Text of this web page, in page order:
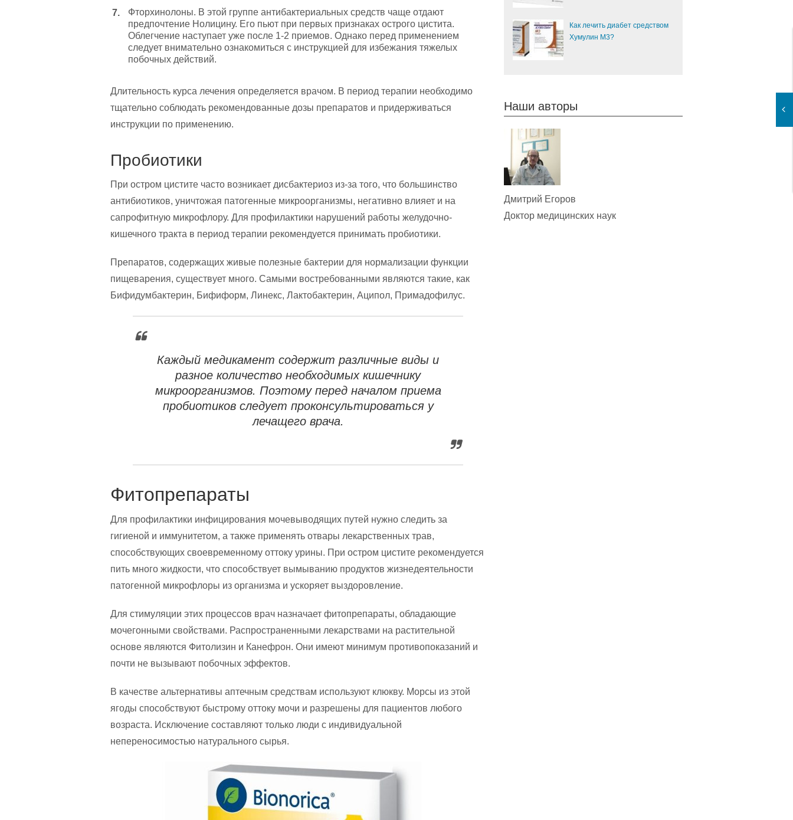
Фторхинолоны. В этой группе антибактериальных средств чаще отдают
предпочтение Нолицину. Его пьют при первых признаках острого цистита.
Облегчение наступает уже после 1-2 приемов. Однако перед применением
следует внимательно ознакомиться с инструкцией для избежания тяжелых
побочных действий.
Длительность курса лечения определяется врачом. В период терапии необходимо
тщательно соблюдать рекомендованные дозы препаратов и придерживаться
инструкции по применению.
Пробиотики
При остром цистите часто возникает дисбактериоз из-за того, что большинство
антибиотиков, уничтожая патогенные микроорганизмы, негативно влияет и на
сапрофитную микрофлору. Для профилактики нарушений работы желудочно-
кишечного тракта в период терапии рекомендуется принимать пробиотики.
Препаратов, содержащих живые полезные бактерии для нормализации функции
пищеварения, существует много. Самыми востребованными являются такие, как
Бифидумбактерин, Бифиформ, Линекс, Лактобактерин, Аципол, Примадофилус.
Каждый медикамент содержит различные виды и
разное количество необходимых кишечнику
микроорганизмов. Поэтому перед началом приема
пробиотиков следует проконсультироваться у
лечащего врача.
Фитопрепараты
Для профилактики инфицирования мочевыводящих путей нужно следить за
гигиеной и иммунитетом, а также применять отвары лекарственных трав,
способствующих своевременному оттоку урины. При остром цистите рекомендуется
пить много жидкости, что способствует вымыванию продуктов жизнедеятельности
патогенной микрофлоры из организма и ускоряет выздоровление.
Для стимуляции этих процессов врач назначает фитопрепараты, обладающие
мочегонными свойствами. Распространенными лекарствами на растительной
основе являются Фитолизин и Канефрон. Они имеют минимум противопоказаний и
почти не вызывают побочных эффектов.
В качестве альтернативы аптечным средствам используют клюкву. Морсы из этой
ягоды способствуют быстрому оттоку мочи и разрешены для пациентов любого
возраста. Исключение составляют только люди с индивидуальной
непереносимостью натурального сырья.
Как лечить диабет средством
Хумулин М3?
Наши авторы
Дмитрий Егоров
Доктор медицинских наук